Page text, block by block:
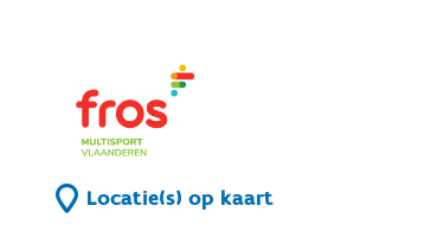
Locatie(s) op kaart